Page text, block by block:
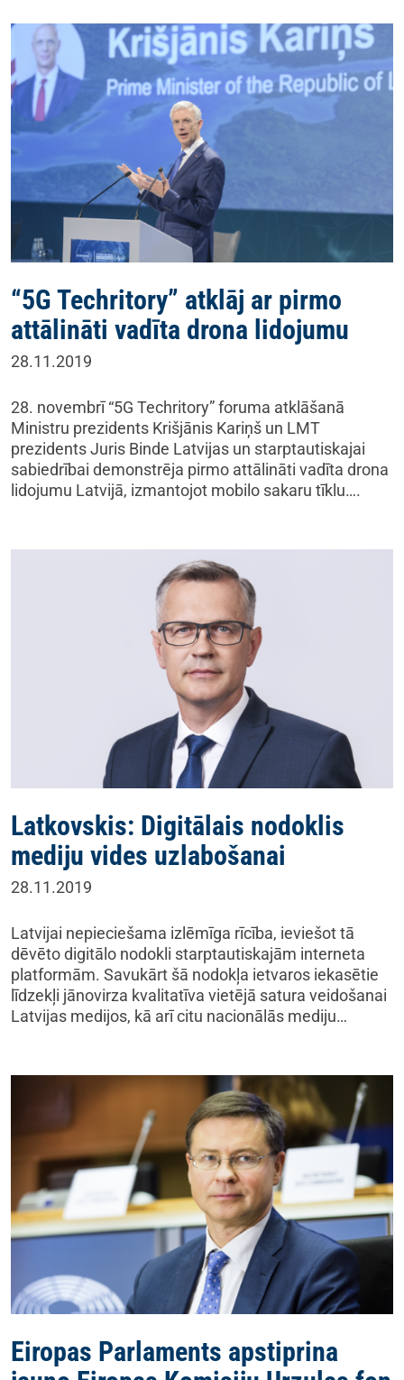
“5G Techritory” atklāj ar pirmo
attālināti vadīta drona lidojumu
28.11.2019
28. novembrī “5G Techritory” foruma atklāšanā
Ministru prezidents Krišjānis Kariņš un LMT
prezidents Juris Binde Latvijas un starptautiskajai
sabiedrībai demonstrēja pirmo attālināti vadīta drona
lidojumu Latvijā, izmantojot mobilo sakaru tīklu….
Latkovskis: Digitālais nodoklis
mediju vides uzlabošanai
28.11.2019
Latvijai nepieciešama izlēmīga rīcība, ieviešot tā
dēvēto digitālo nodokli starptautiskajām interneta
platformām. Savukārt šā nodokļa ietvaros iekasētie
līdzekļi jānovirza kvalitatīva vietējā satura veidošanai
Latvijas medijos, kā arī citu nacionālās mediju…
Eiropas Parlaments apstiprina